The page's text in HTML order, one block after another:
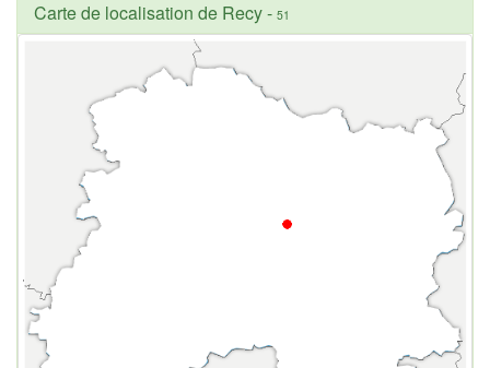
Carte de localisation de Recy- 51